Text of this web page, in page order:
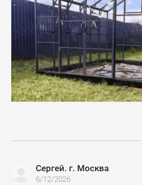
Сергей. г. Москва
6/12/2026